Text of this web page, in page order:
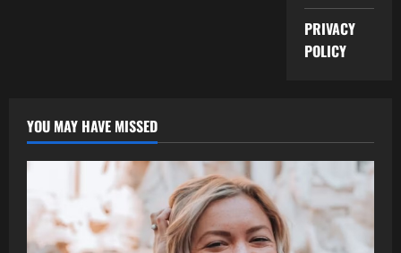
PRIVACY
POLICY
YOU MAY HAVE MISSED